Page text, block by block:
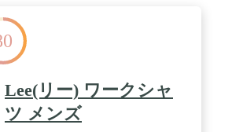
Lee(リー) ワークシャ
ツ メンズ